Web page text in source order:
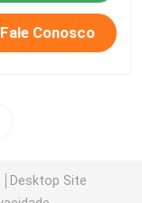
Fale Conosco
Desktop Site